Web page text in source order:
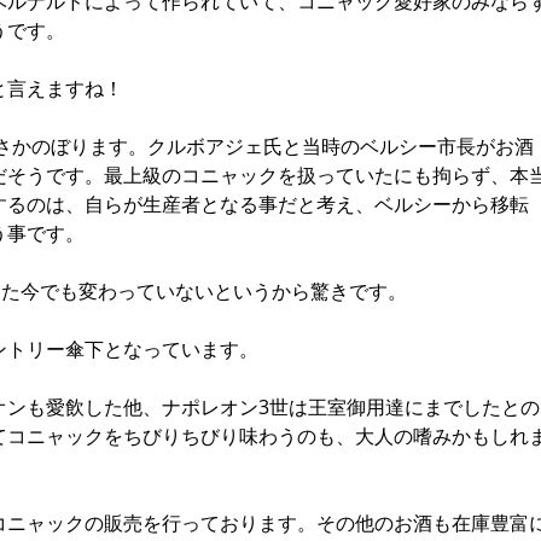
す。
えますね！
のぼります。クルボアジェ氏と当時のベルシー市長がお酒
うです。最上級のコニャックを扱っていたにも拘らず、本
のは、自らが生産者となる事だと考え、ベルシーから移転
です。
今でも変わっていないというから驚きです。
リー傘下となっています。
も愛飲した他、ナポレオン3世は王室御用達にまでしたとの
ニャックをちびりちびり味わうのも、大人の嗜みかもしれ
ックの販売を行っております。その他のお酒も在庫豊富